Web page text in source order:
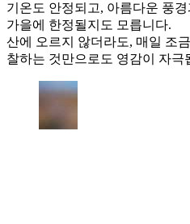
기온도 안정되고, 아름다운 풍
가을에 한정될지도 모릅니다.
산에 오르지 않더라도, 매일 조
찰하는 것만으로도 영감이 자극